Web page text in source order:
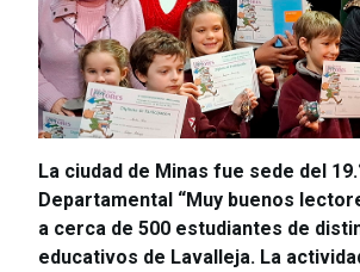
La ciudad de Minas fue sede del
Departamental “Muy buenos
a cerca de 500 estudiantes de
educativos de Lavalleja. La